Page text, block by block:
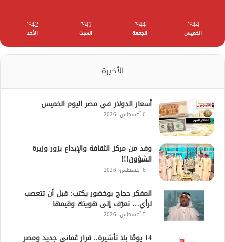
44
℃
الخميس
44
℃
الجمعة
41
℃
السبت
42
℃
الأحد
الأخيرة
أسعار الدولار في مصر اليوم الخميس
6 أغسطس، 2026
وفد من مركز الثقافة والإبداع يزور وزيرة
الشؤون!!!
6 أغسطس، 2026
المفكر حجاج بوخضور يكتب: قبل أن تتعصب
لرأي… تعرّف إلى هويتك وقيمها
5 أغسطس، 2026
14 يومًا بلا تأشيرة.. قرار عُماني جديد ومصر